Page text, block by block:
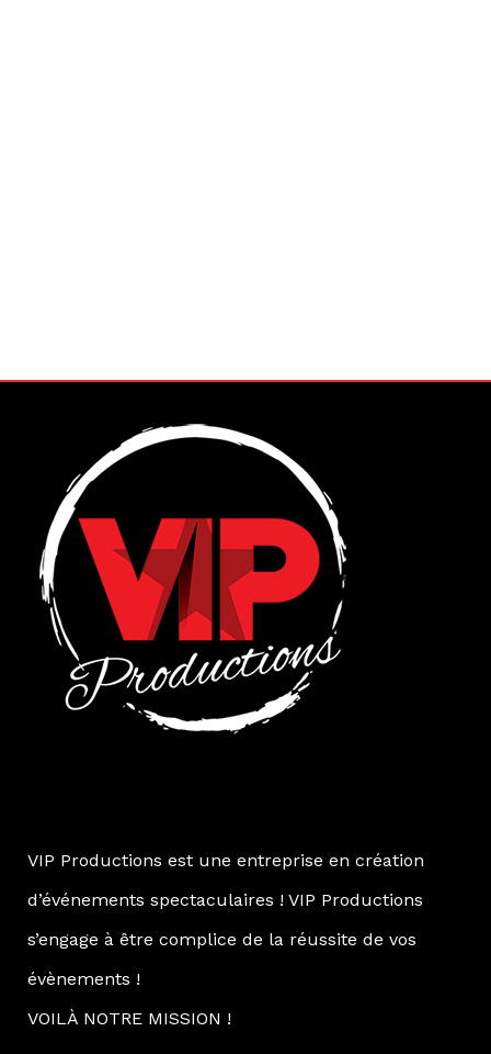
VIP Productions est une entreprise en création
d’événements spectaculaires ! VIP Productions
s’engage à être complice de la réussite de vos
évènements !
VOILÀ NOTRE MISSION !